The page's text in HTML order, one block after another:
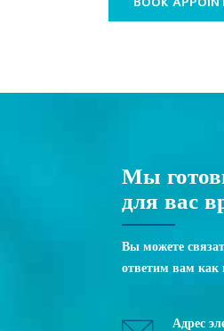
Мы
для вас
Вы можете
ответим вам как
Адрес